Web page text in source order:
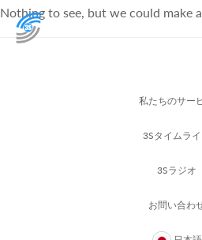
Nothing to see, but we could make
私たちのサー
3Sタイムラ
3Sラジオ
お問い合わ